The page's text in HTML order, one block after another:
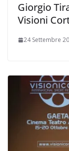
Giorgio
Visioni
24 Settembre